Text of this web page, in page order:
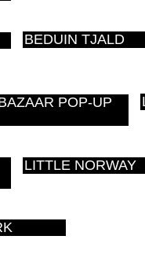
BEDUIN TJALD
POP-UP
LITTLE NORWAY